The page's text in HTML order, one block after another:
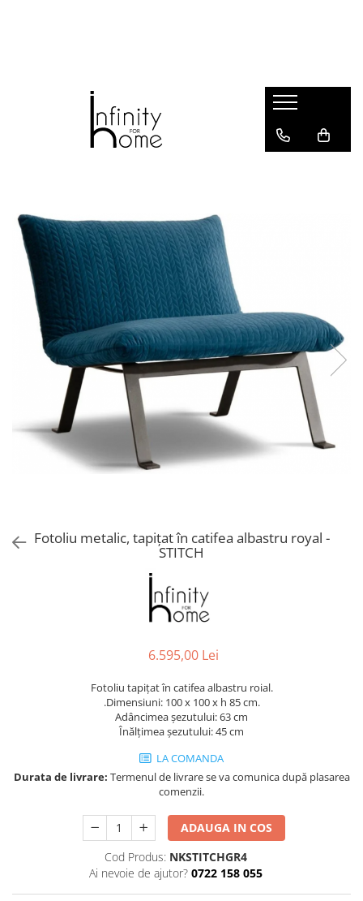
Biblioteci și rafturi
Masute auxiliare
Fotolii
Taburete și pufi
Masute de cafea
Canapele
Mobila dormitor
Comode dormitor
Covoare dormitor
Console dormitor
Fotolii dormitor
Mobila dining
Console extensibile
Mese HORECA
Suport Umbrele
Decoratiuni interioare
Accesorii decorative
Ghivece si jardiniere
Accesorii pentru servire
Fotoliu metalic, tapițat în catifea albastru royal -
STITCH
6.595,00 Lei
Fotoliu tapițat în catifea albastru roial.
.Dimensiuni: 100 x 100 x h 85 cm.
Adâncimea șezutului: 63 cm
Înălțimea șezutului: 45 cm
LA COMANDA
Durata de livrare: Termenul de livrare se va comunica după plasarea
comenzii.
ADAUGA IN COS
Cod Produs: NKSTITCHGR4
Ai nevoie de ajutor? 0722 158 055